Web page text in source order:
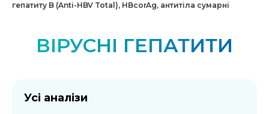
гепатиту B (Anti-HBV Total), HBcorAg, антитіла сумарні
ВІРУСНІ ГЕПАТИТИ
Усі аналізи